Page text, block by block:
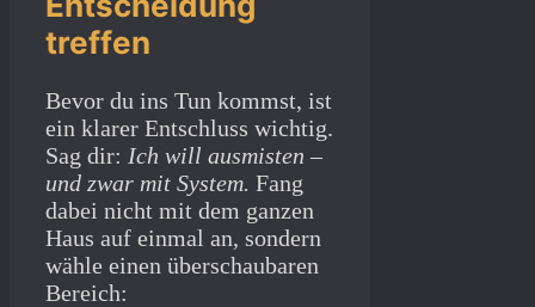
treffen
Bevor du ins Tun kommst, ist
ein klarer Entschluss wichtig.
Sag dir: Ich will ausmisten –
und zwar mit System. Fang
dabei nicht mit dem ganzen
Haus auf einmal an, sondern
wähle einen überschaubaren
Bereich: